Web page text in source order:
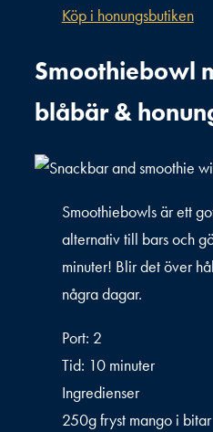
Köp i honungsbutiken
Smoothiebowl
blåbär &
Smoothiebowls är ett
alternativ till bars och
minuter! Blir det över
några dagar.
Port: 2
Tid: 10 minuter
Ingredienser
250g fryst mango i bitar